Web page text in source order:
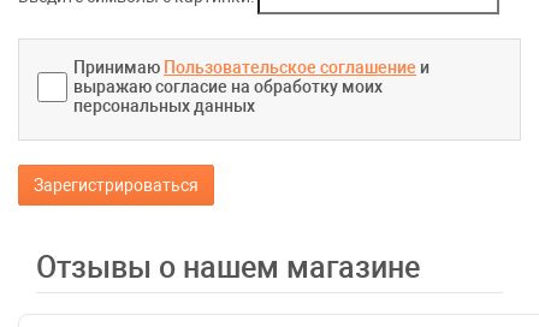
Принимаю Пользовательское соглашение и
выражаю согласие на обработку моих
персональных данных
Зарегистрироваться
Отзывы о нашем магазине